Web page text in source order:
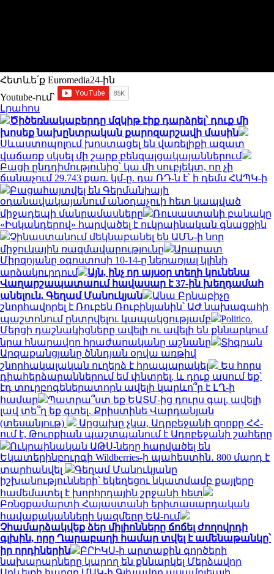
Հետևե՛ք Euromedia24-ին
Youtube-ում`
Լրահոս
Ծիծեռնակաբերդը մզկիթ էիք դարձրել՝ դուք մի
խոսեք նախընտրական քարոզարշավի մասին
Սևաստոպոլում խոստացել են վառելիքի ազատ
վաճառք սկսել մի շարք բենզալցակայաններում
Բացի ընդդիմությունից՝ կա մի սուբյեկտ, որ չի
ճանաչում 29.743 քառ. կմ-ը. դա ՌԴ-ն է՝ ի դեմս ՀԱՊԿ-ի
Բացահայտվել են Գերմանիայի
օդանավակայանում անօդաչուի հետ կապված
միջադեպի մանրամասները
Ռուսաստանի բանակը
«Իսկանդերով» հարվածել է ուկրաինական գնացքին
Չինաստանում մեկնաբանել են ԱՄՆ-ի նոր
միջուկային ռազմավարությունը
Արարատ
Միրզոյանը օգոստոսի 10-14-ը ներառյալ կլինի
արձակուրդում
Այն, ինչ որ այսօր տեղի կունենա
Վաղարշապատաում հավասար է 37-ին խեղդամահ
անելուն. Գեղամ Մանուկյան
Անա Բրնաբիչը
շնորհավորել է Ռուբեն Ռուբինյանին՝ ԱԺ նախագահի
պաշտոնում ընտրվելու կապակցությամբ
Politico.
Մերցի դաշնակիցները ավելի ու ավելի են քննարկում
նրա հնարավոր հրաժարականը աշնանը
Տիգրան
Արզաքանցյանը ծննդյան օրվա առթիվ
շնորհակալական ուղերձ է հրապարակել
Ես հորս
դիահերձարաններում եմ փնտրել, և դուք ասում եք՝
էդ տուրբոգեներատորն ավելի կարևո՞ր է ԼՂ-ի
համար
Պատրա՞ստ եք ԵԱՏՄ-ից դուրս գալ, ավելի
լավ տե՞ղ եք գտել. Քրիստինե Վարդանյան
(տեսանյութ)
Արցախը չկա, Ադրբեջանի զորքը ՀՀ-
ում է, Թուրքիան պաշտպանում է Ադրբեջանի շահերը
Ուկրաինական ԱԹՍ-ները հարվածել են
Եկատերինբուրգի Wildberries-ի պահեստին․ 800 մարդ է
տարհանվել
Գեղամ Մանուկյանը
իշխանությունների՝ եկեղեցու նկատմամբ քայլերը
համեմատել է խորհրդային շրջանի հետ
Բռնցքամարտի Հայաստանի երիտասարդական
հավաքականների կազմերը ԵԱ-ում
Չհամարձակվեք ձեր միլիոնները ճոճել ժողովրդի
գլխին, որը Ղարաբաղի համար տվել է ամենաթանկը՝
իր որդիներին
ԲՐԻԿՍ-ի արտաքին գործերի
նախարարները կարող են քննարկել Մերձավոր